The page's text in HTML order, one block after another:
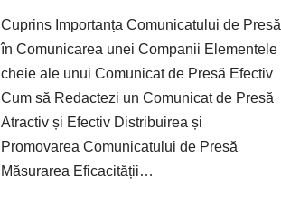
Cuprins Importanța Comunicatului de Presă
în Comunicarea unei Companii Elementele
cheie ale unui Comunicat de Presă Efectiv
Cum să Redactezi un Comunicat de Presă
Atractiv și Efectiv Distribuirea și
Promovarea Comunicatului de Presă
Măsurarea Eficacității…